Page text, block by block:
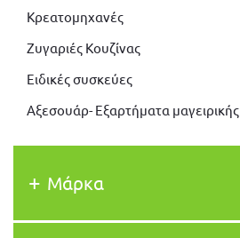
Κρεατομηχανές
Ζυγαριές Κουζίνας
Ειδικές συσκεύες
Αξεσουάρ- Εξαρτήματα μαγειρικής
Μάρκα